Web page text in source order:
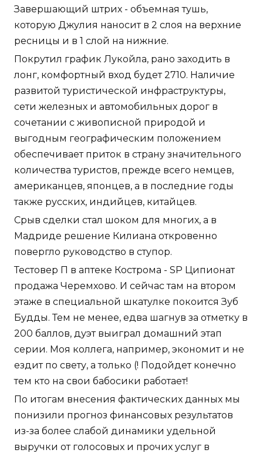
Завершающий штрих - объемная тушь,
которую Джулия наносит в 2 слоя на верхние
ресницы и в 1 слой на нижние.
Покрутил график Лукойла, рано заходить в
лонг, комфортный вход будет 2710. Наличие
развитой туристической инфраструктуры,
сети железных и автомобильных дорог в
сочетании с живописной природой и
выгодным географическим положением
обеспечивает приток в страну значительного
количества туристов, прежде всего немцев,
американцев, японцев, а в последние годы
также русских, индийцев, китайцев.
Срыв сделки стал шоком для многих, а в
Мадриде решение Килиана откровенно
повергло руководство в ступор.
Тестовер П в аптеке Кострома - SP Ципионат
продажа Черемхово. И сейчас там на втором
этаже в специальной шкатулке покоится Зуб
Будды. Тем не менее, едва шагнув за отметку в
200 баллов, дуэт выиграл домашний этап
серии. Моя коллега, например, экономит и не
ездит по свету, а только (! Подойдет конечно
тем кто на свои бабосики работает!
По итогам внесения фактических данных мы
понизили прогноз финансовых результатов
из-за более слабой динамики удельной
выручки от голосовых и прочих услуг в